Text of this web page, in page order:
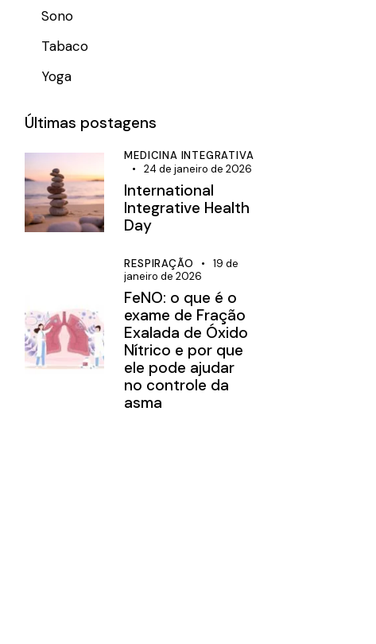
Sono
Tabaco
Yoga
Últimas postagens
MEDICINA INTEGRATIVA
24 de janeiro de 2026
International
Integrative Health
Day
RESPIRAÇÃO
19 de
janeiro de 2026
FeNO: o que é o
exame de Fração
Exalada de Óxido
Nítrico e por que
ele pode ajudar
no controle da
asma